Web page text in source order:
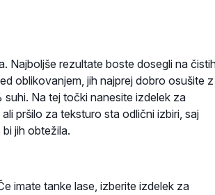
Najboljše rezultate boste dosegli na
oblikovanjem, jih najprej dobro osušite z
Na tej točki nanesite izdelek za
pršilo za teksturo sta odlični izbiri, saj
jih obtežila.
imate tanke lase, izberite izdelek za